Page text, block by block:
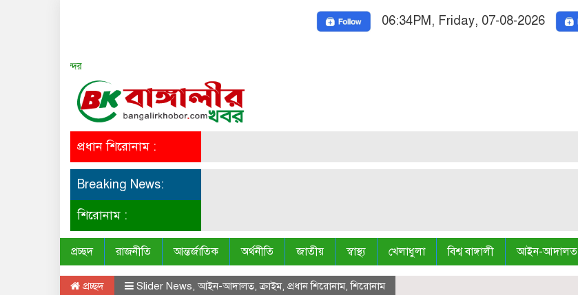
06:34PM, Friday, 07-08-2026
প্রধান শিরোনাম :
Breaking News:
শিরোনাম :
প্রচ্ছদ রাজনীতি আন্তর্জাতিক অর্থনীতি জাতীয় স্বাস্থ্য খেলাধুলা বিশ্ব বাঙ্গালী আইন-আদালত
প্রচ্ছদ Slider News, আইন-আদালত,ক্রাইম, প্রধান শিরোনাম,শিরোনাম